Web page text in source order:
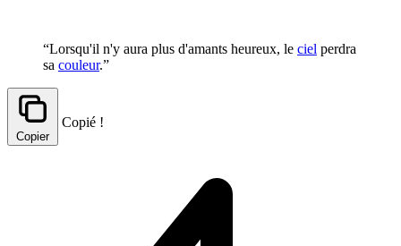
“Lorsqu'il n'y aura plus d'amants heureux, le ciel perdra
sa couleur.”
Copier
Copié !